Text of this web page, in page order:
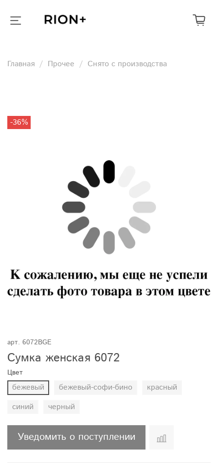
Главная Прочее Снято с производства
-36%
арт. 6072BGE
Сумка женская 6072
Цвет
бежевый бежевый-софи-бино
красный
синий
черный
Уведомить о поступлении